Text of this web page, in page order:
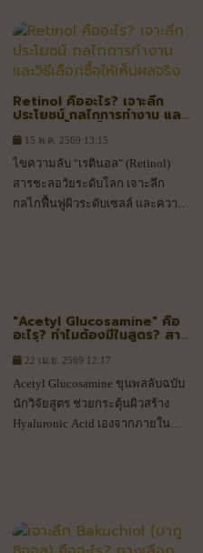
พรีเมียมและสร้างยอดขายได้จริง
Retinol คืออะไร? เจาะลึก
ประโยชน์ กลไกการทำงาน และ
15 พ.ค. 2569 13:15
ไขความลับ "เรตินอล" (Retinol)
สารชะลอวัยระดับโลก เจาะลึก
กลไกฟื้นฟูผิวระดับเซลล์ และความ
"Acetyl Glucosamine" คือ
อะไร? ทำไมต้องมีในสูตร? สาร
Hyaluronic Acid ให้ผิวอิ่มน้ำ
นาน
22 เม.ย. 2569 12:17
Acetyl Glucosamine ขุนพลลับฉบับ
นักวิจัยสูตร ช่วยกระตุ้นผิวสร้าง
Hyaluronic Acid เองจากภายใน